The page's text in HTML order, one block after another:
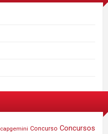
capgemini Concurso Concursos